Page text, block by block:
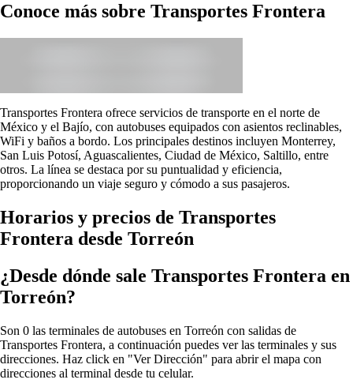
Conoce más sobre Transportes Frontera
Transportes Frontera ofrece servicios de transporte en el norte de
México y el Bajío, con autobuses equipados con asientos reclinables,
WiFi y baños a bordo. Los principales destinos incluyen Monterrey,
San Luis Potosí, Aguascalientes, Ciudad de México, Saltillo, entre
otros. La línea se destaca por su puntualidad y eficiencia,
proporcionando un viaje seguro y cómodo a sus pasajeros.
Horarios y precios de Transportes
Frontera desde Torreón
¿Desde dónde sale Transportes Frontera en
Torreón?
Son 0 las terminales de autobuses en Torreón con salidas de
Transportes Frontera, a continuación puedes ver las terminales y sus
direcciones. Haz click en "Ver Dirección" para abrir el mapa con
direcciones al terminal desde tu celular.